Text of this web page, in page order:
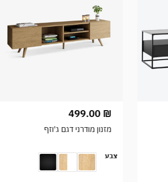
499.00 ₪
מזנון מודרני דגם ג'וזף
צבע